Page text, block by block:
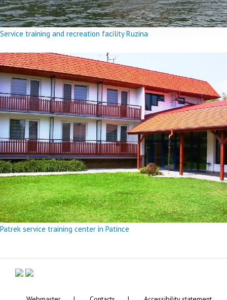
Service training and recreation facility Ruzina
Patrek service training center in Patince